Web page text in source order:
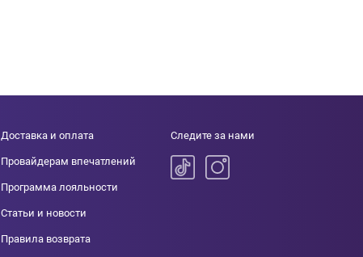
Доставка и оплата
Провайдерам впечатлений
Программа лояльности
Статьи и новости
Правила возврата
Следите за нами